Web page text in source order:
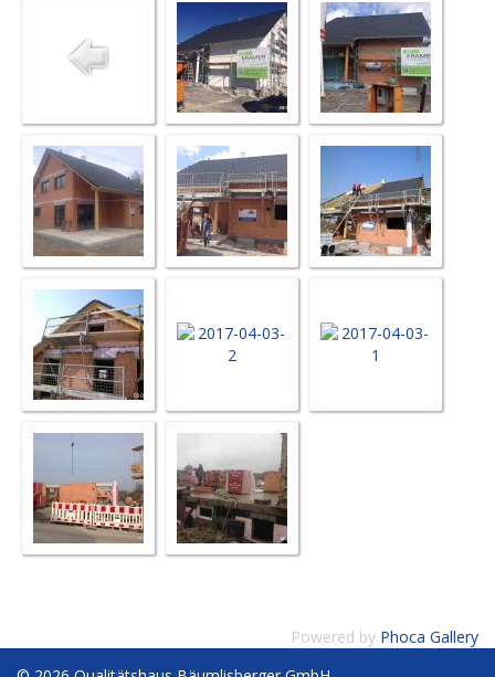
Powered by Phoca Gallery